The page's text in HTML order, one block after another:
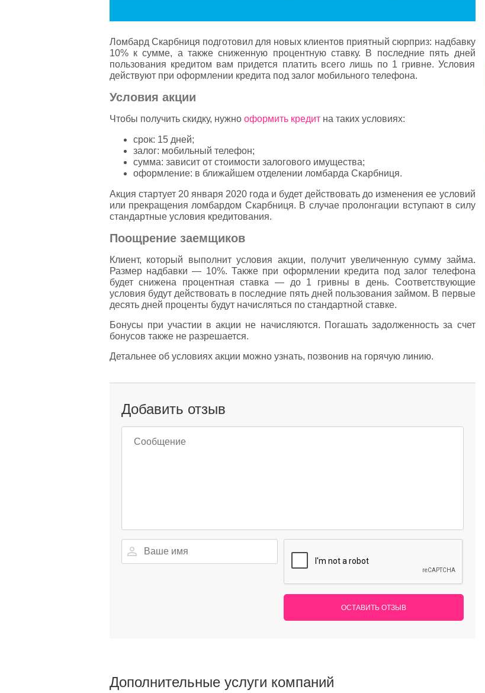
Ломбард Скарбниця подготовил для новых клиентов приятный сюрприз: надбавку
10% к сумме, а также сниженную процентную ставку. В последние пять дней
пользования кредитом вам придется платить всего лишь по 1 гривне. Условия
действуют при оформлении кредита под залог мобильного телефона.
Условия акции
Чтобы получить скидку, нужно оформить кредитна таких условиях:
срок: 15 дней;
залог: мобильный телефон;
сумма: зависит от стоимости залогового имущества;
оформление: в ближайшем отделении ломбарда Скарбниця.
Акция стартует 20 января 2020 года и будет действовать до изменения ее условий
или прекращения ломбардом Скарбниця. В случае пролонгации вступают в силу
стандартные условия кредитования.
Поощрение заемщиков
Клиент, который выполнит условия акции, получит увеличенную сумму займа.
Размер надбавки — 10%. Также при оформлении кредита под залог телефона
будет снижена процентная ставка — до 1 гривны в день. Соответствующие
условия будут действовать в последние пять дней пользования займом. В первые
десять дней проценты будут начисляться по стандартной ставке.
Бонусы при участии в акции не начисляются. Погашать задолженность за счет
бонусов также не разрешается.
Детальнее об условиях акции можно узнать, позвонив на горячую линию.
Добавить отзыв
ОСТАВИТЬ ОТЗЫВ
Дополнительные услуги компаний